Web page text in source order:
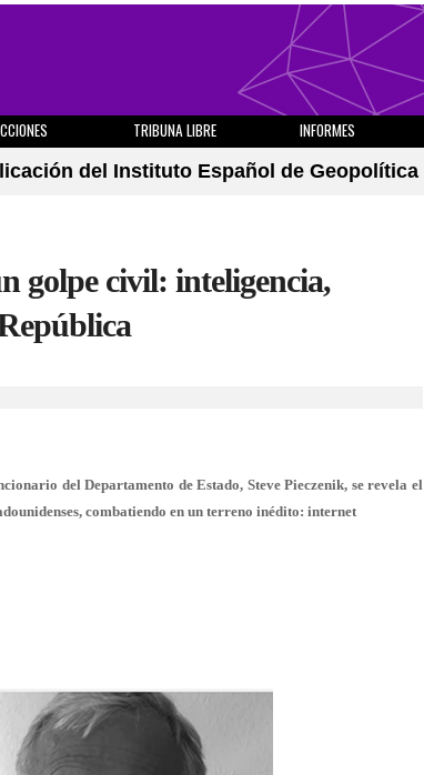
TRIBUNA LIBRE INFORMES
del Instituto Español de Geopolítica
golpe civil: inteligencia,
del Departamento de Estado, Steve Pieczenik, se revela el
combatiendo en un terreno inédito: internet